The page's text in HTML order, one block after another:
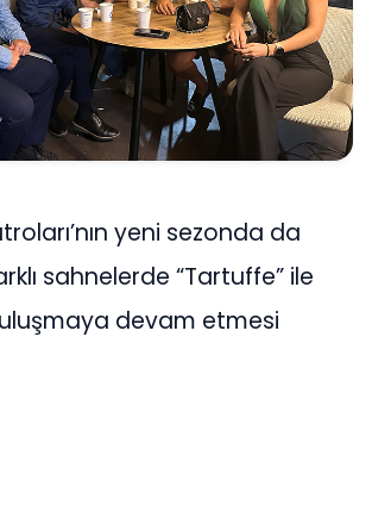
yeni sezonda da
sahnelerde “Tartuffe” ile
devam etmesi